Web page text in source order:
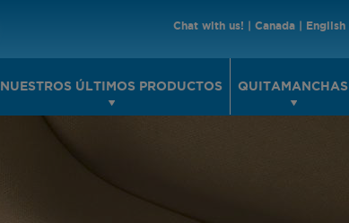
Chat with us! | Canada | English
NUESTROS ÚLTIMOS PRODUCTOS QUITAMANCHAS